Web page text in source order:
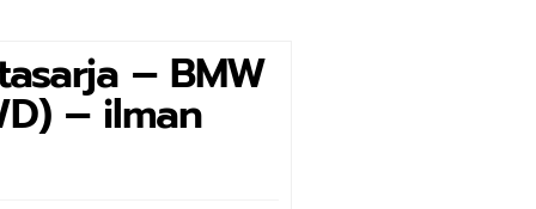
– BMW
– ilman